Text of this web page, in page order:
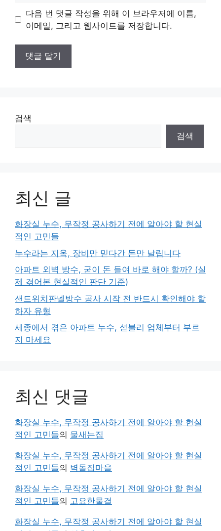
트
다음 번 댓글 작성을 위해 이 브라우저에 이름,
이메일, 그리고 웹사이트를 저장합니다.
검색
검색
최신 글
화장실 누수, 무작정 공사하기 전에 알아야 할 현실
적인 고민들
누수라는 지옥, 장비만 믿다간 돈만 날립니다
아파트 외벽 방수, 굳이 돈 들여 바로 해야 할까? (실
제 겪어본 현실적인 판단 기준)
샌드위치판넬방수 공사 시작 전 반드시 확인해야 할
하자 유형
세종에서 겪은 아파트 누수, 섣불리 업체부터 부르
지 마세요
최신 댓글
화장실 누수, 무작정 공사하기 전에 알아야 할 현실
적인 고민들의 물새는집
화장실 누수, 무작정 공사하기 전에 알아야 할 현실
적인 고민들의 벽돌집마을
화장실 누수, 무작정 공사하기 전에 알아야 할 현실
적인 고민들의 고요한물결
화장실 누수, 무작정 공사하기 전에 알아야 할 현실